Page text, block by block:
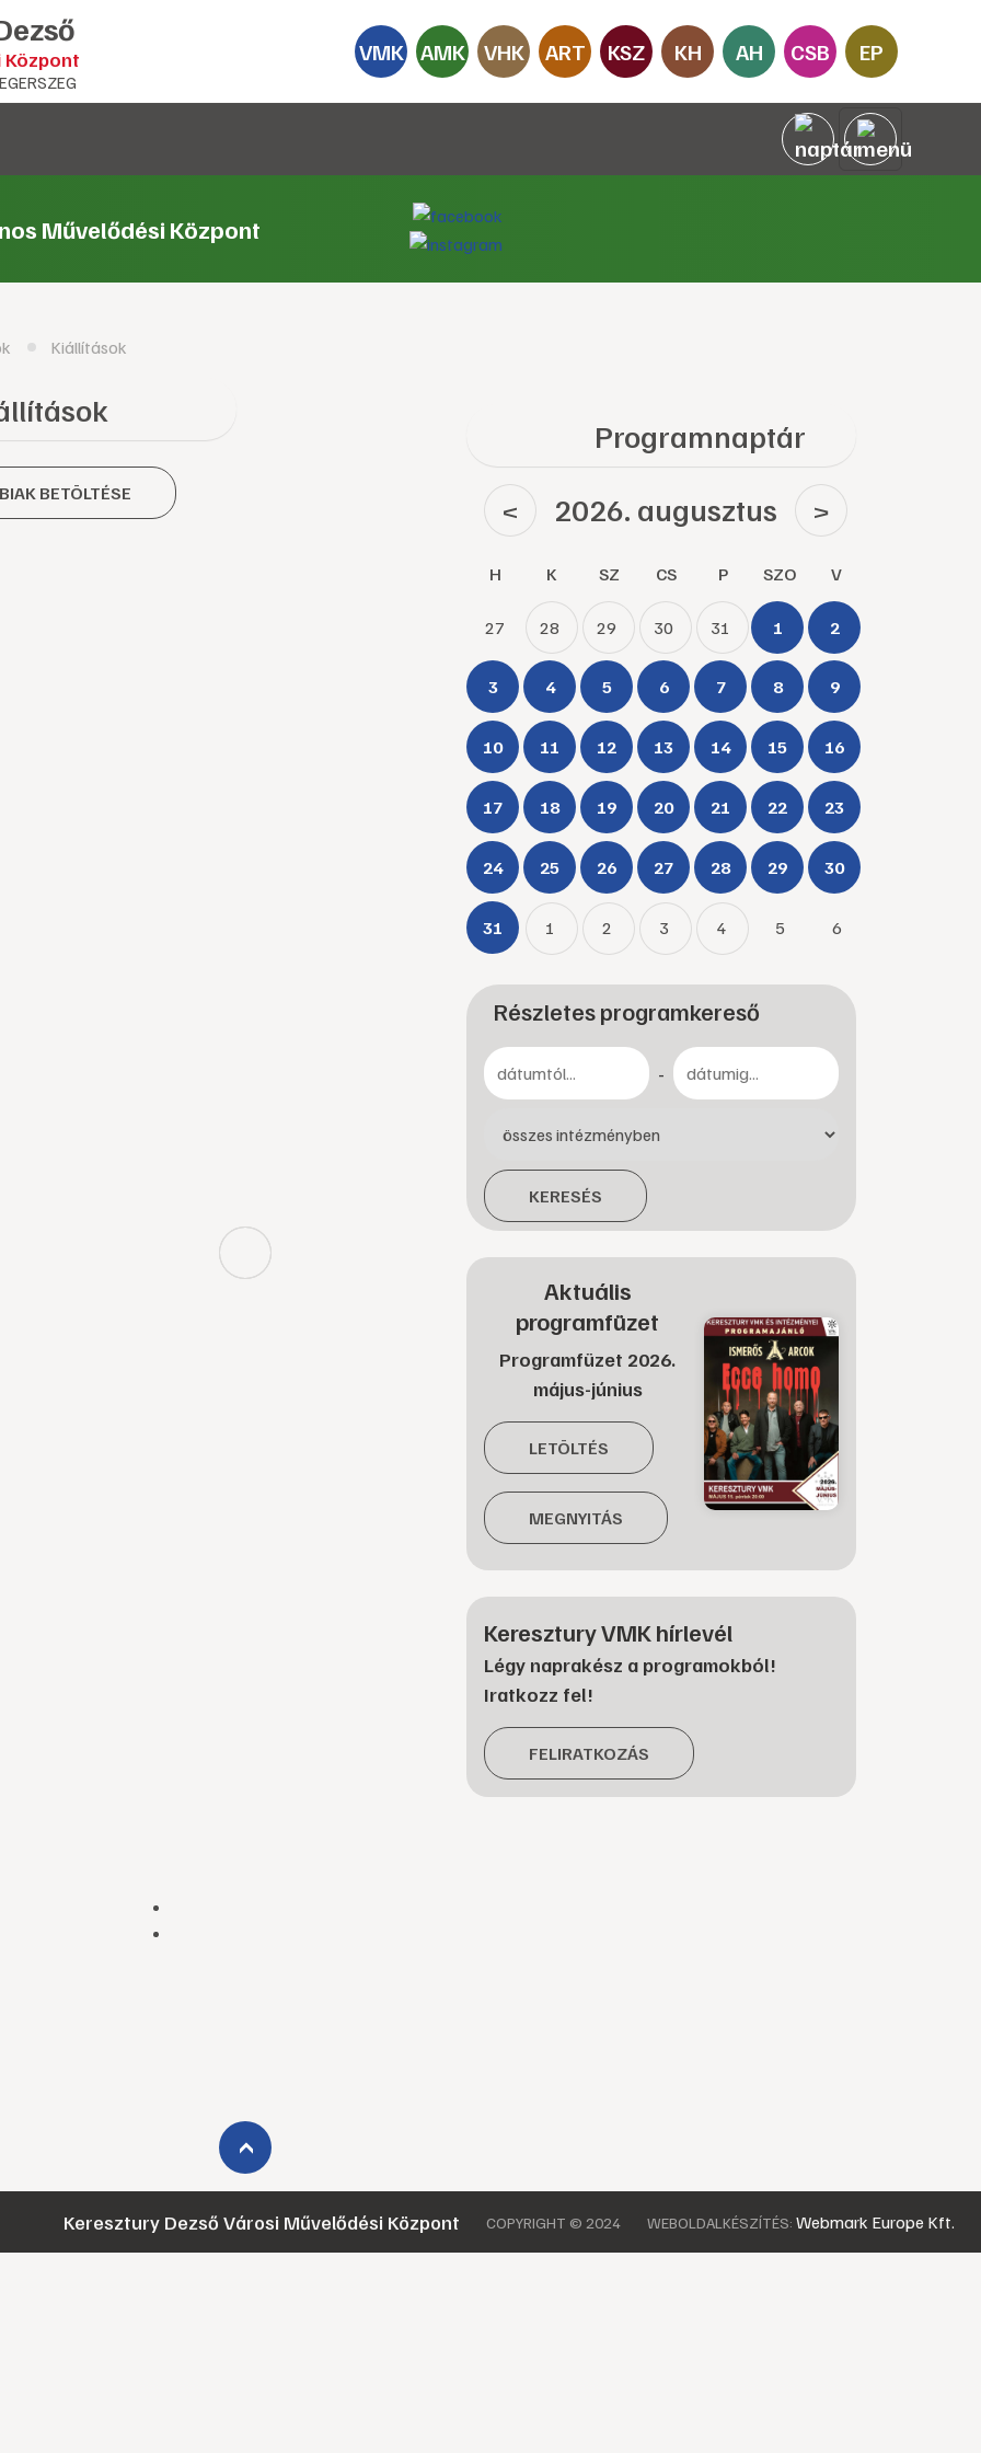
Központ VMK AMK VHK ART KSZ KH AH CSB EP
Művelődési Központ
Kiállítások
BETÖLTÉSE
Programnaptár
< 2026. augusztus >
H K SZ CS P SZO V
27 28 29 30 31 1 2
3 4 5 6 7 8 9
10 11 12 13 14 15 16
17 18 19 20 21 22 23
24 25 26 27 28 29 30
31 1 2 3 4 5 6
Részletes programkereső
-
KERESÉS
Aktuális
programfüzet
Programfüzet 2026.
május-június
LETÖLTÉS
MEGNYITÁS
Keresztury VMK hírlevél
Légy naprakész a programokból!
Iratkozz fel!
FELIRATKOZÁS
›
Keresztury Dezső Városi Művelődési Központ COPYRIGHT © 2024 WEBOLDALKÉSZÍTÉS: Webmark Europe Kft.